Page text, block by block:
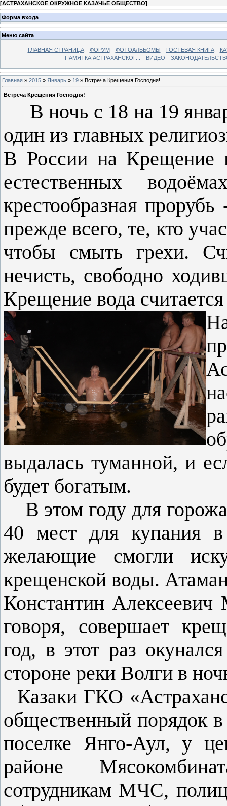
[АСТРАХАНСКОЕ ОКРУЖНОЕ КАЗАЧЬЕ ОБЩЕСТВО]
Форма входа
Меню сайта
ГЛАВНАЯ СТРАНИЦА ФОРУМ ФОТОАЛЬБОМЫ ГОСТЕВАЯ КНИГА
ПАМЯТКА АСТРАХАНСКОГ...
ВИДЕО
Главная » 2015 » Январь » 19 » Встреча Крещения Господня!
Встреча Крещения Господня!
В ночь с 18 на 19
один из главных
В России на Крещение
естественных
крестообразная
прежде всего, те, кто
чтобы смыть грехи.
нечисть, свободно
Крещение вода
выдалась туманной, и
будет богатым.
В этом году для
40 мест для купания
желающие смогли
крещенской воды.
Константин Алексеевич
говоря, совершает
год, в этот раз
стороне реки Волги в
Казаки ГКО
общественный порядок
поселке Янго-Аул, у
районе
сотрудникам МЧС,